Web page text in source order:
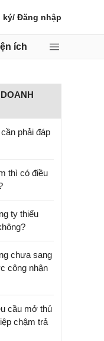
ký/ Đăng nhập
ích
phải đáp
thì có điều
ty thiếu
chưa sang
công nhận
cầu mở thủ
chậm trả